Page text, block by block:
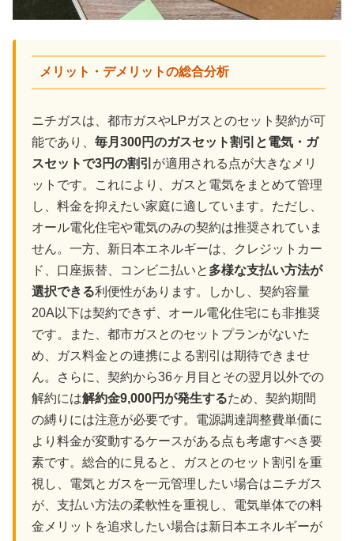
メリット・デメリットの総合分析
ニチガスは、都市ガスやLPガスとのセット契約が可
能であり、 毎月300円のガスセット割引と電気・ガ
スセットで3円の割引 が適用される点が大きなメリ
ットです。これにより、ガスと電気をまとめて管理
し、料金を抑えたい家庭に適しています。ただし、
オール電化住宅や電気のみの契約は推奨されていま
せん。一方、新日本エネルギーは、クレジットカー
ド、口座振替、コンビニ払いと 多様な支払い方法が
選択できる利便性があります。しかし、契約容量
20A以下は契約できず、オール電化住宅にも非推奨
です。また、都市ガスとのセットプランがないた
め、ガス料金との連携による割引は期待できませ
ん。さらに、契約から36ヶ月目とその翌月以外での
解約には解約金9,000円が発生するため、契約期間
の縛りには注意が必要です。電源調達調整費単価に
より料金が変動するケースがある点も考慮すべき要
素です。総合的に見ると、ガスとのセット割引を重
視し、電気とガスを一元管理したい場合はニチガス
が、支払い方法の柔軟性を重視し、電気単体での料
金メリットを追求したい場合は新日本エネルギーが